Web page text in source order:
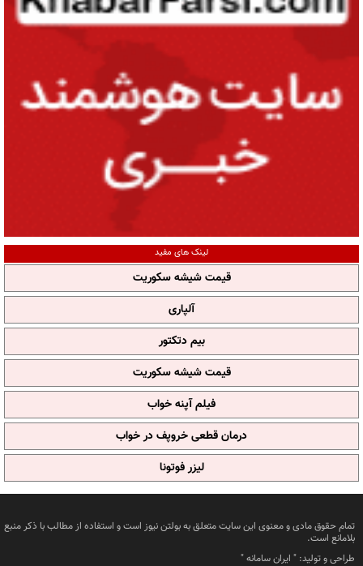
لینک های مفید
قیمت شیشه سکوریت
آلپاری
بیم دتکتور
قیمت شیشه سکوریت
فیلم آپنه خواب
درمان قطعی خروپف در خواب
لیزر فوتونا
تمام حقوق مادی و معنوی این سایت متعلق به بولتن نیوز است و استفاده از مطالب با ذکر منبع
بلامانع است.
طراحی و تولید: " ایران سامانه"